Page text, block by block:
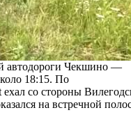
автодороги Чекшино —
18:15. По
со стороны
на встречной